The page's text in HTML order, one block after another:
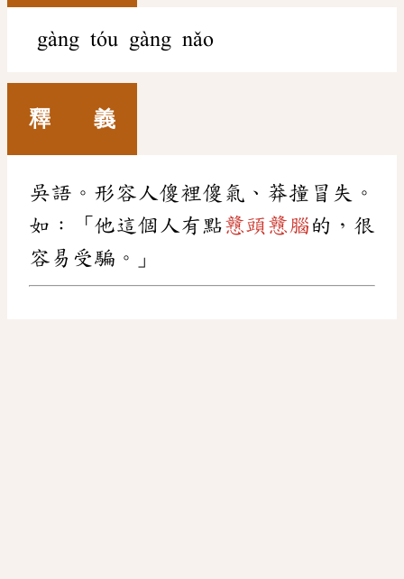
gàng tóu gàng nǎo
釋 義
吳語。形容人傻裡傻氣、莽撞冒失。
如：「他這個人有點戇頭戇腦 的，很
容易受騙。」